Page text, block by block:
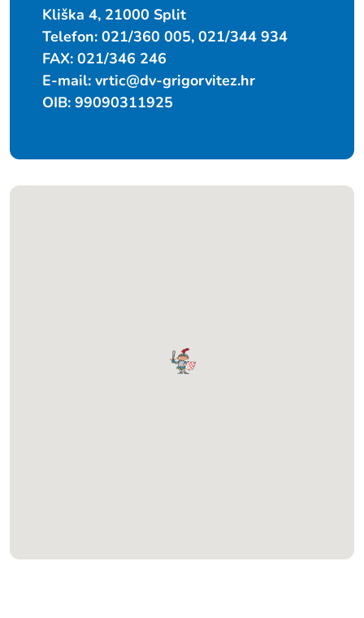
Kliška 4, 21000 Split
Telefon: 021/360 005, 021/344 934
FAX: 021/346 246
E-mail: vrtic@dv-grigorvitez.hr
OIB: 99090311925